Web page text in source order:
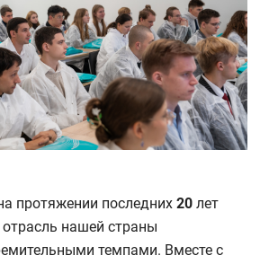
протяжении последних 20 лет
нашей страны
темпами. Вместе с